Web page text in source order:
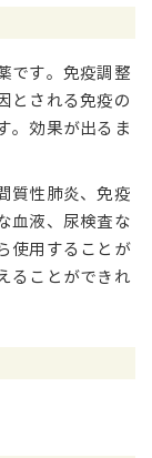
です。免疫調整
とされる免疫の
。効果が出るま
質性肺炎、免疫
血液、尿検査な
使用することが
ることができれ